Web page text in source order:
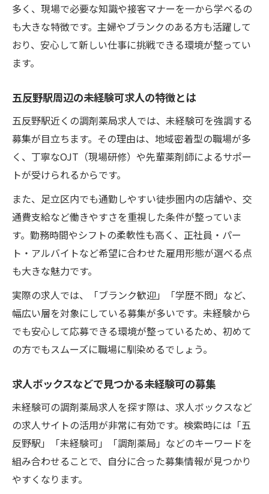
地域密着で叶える未経験可薬剤師デビュー
未経験可求人で地域医療に貢献する意義
五反野駅周辺の調剤薬局で未経験可デビュ
地域密着型未経験可求人の働きやすさを解
調剤薬局未経験可求人で感じるやりがいと
は
未経験可求人が選ばれる理由を徹底解説
調剤薬局未経験可求人のメリットと安心感
未経験可求人で働く人の声と実例から学ぶ
五反野駅周辺で未経験可求人が増える背景
未経験可求人がもたらすキャリアアップの
可能性
未経験可の薬剤師応募前に知りたいこと
未経験可求人応募時の必要資格や条件
説
未経験可求人応募前に確認したい職場環境
五反野駅近くの未経験可求人選び方のコツ
求人ボックスで見つかる未経験可求人の傾
向
多く、現場で必要な知識や接客マナーを一から学べるの
も大きな特徴です。主婦やブランクのある方も活躍して
おり、安心して新しい仕事に挑戦できる環境が整ってい
ます。
五反野駅周辺の未経験可求人の特徴とは
五反野駅近くの調剤薬局求人では、未経験可を強調する
募集が目立ちます。その理由は、地域密着型の職場が多
く、丁寧なOJT（現場研修）や先輩薬剤師によるサポー
トが受けられるからです。
また、足立区内でも通勤しやすい徒歩圏内の店舗や、交
通費支給など働きやすさを重視した条件が整っていま
す。勤務時間やシフトの柔軟性も高く、正社員・パー
ト・アルバイトなど希望に合わせた雇用形態が選べる点
も大きな魅力です。
実際の求人では、「ブランク歓迎」「学歴不問」など、
幅広い層を対象にしている募集が多いです。未経験から
でも安心して応募できる環境が整っているため、初めて
の方でもスムーズに職場に馴染めるでしょう。
求人ボックスなどで見つかる未経験可の募集
未経験可の調剤薬局求人を探す際は、求人ボックスなど
の求人サイトの活用が非常に有効です。検索時には「五
反野駅」「未経験可」「調剤薬局」などのキーワードを
組み合わせることで、自分に合った募集情報が見つかり
やすくなります。